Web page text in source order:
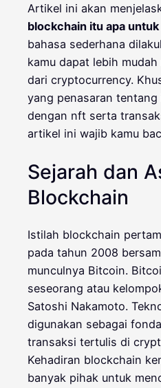
Artikel ini akan
blockchain itu apa
bahasa sederhana
kamu dapat lebih
dari cryptocurrency.
yang penasaran
dengan nft serta
artikel ini wajib kamu
Sejarah dan
Blockchain
Istilah blockchain
pada tahun 2008
munculnya Bitcoin.
seseorang atau
Satoshi Nakamoto.
digunakan sebagai
transaksi tertulis di
Kehadiran blockchain
banyak pihak untuk